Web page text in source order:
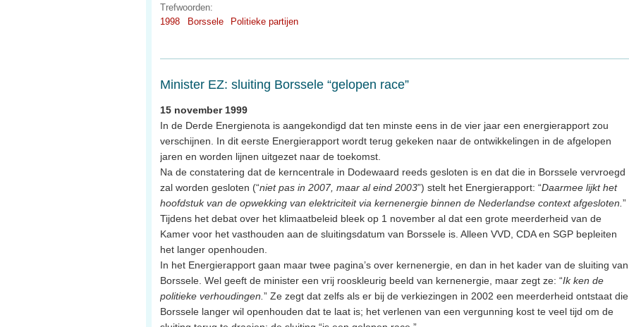
Trefwoorden:
1998
Borssele Politieke partijen
Minister EZ: sluiting Borssele “gelopen race”
15 november 1999
In de Derde Energienota is aangekondigd dat ten minste eens in de vier jaar een energierapport zou
verschijnen. In dit eerste Energierapport wordt terug gekeken naar de ontwikkelingen in de afgelopen
jaren en worden lijnen uitgezet naar de toekomst.
Na de constatering dat de kerncentrale in Dodewaard reeds gesloten is en dat die in Borssele vervroegd
zal worden gesloten (“niet pas in 2007, maar al eind 2003”) stelt het Energierapport: “Daarmee lijkt het
hoofdstuk van de opwekking van elektriciteit via kernenergie binnen de Nederlandse context afgesloten.”
Tijdens het debat over het klimaatbeleid bleek op 1 november al dat een grote meerderheid van de
Kamer voor het vasthouden aan de sluitingsdatum van Borssele is. Alleen VVD, CDA en SGP bepleiten
het langer openhouden.
In het Energierapport gaan maar twee pagina’s over kernenergie, en dan in het kader van de sluiting van
Borssele. Wel geeft de minister een vrij rooskleurig beeld van kernenergie, maar zegt ze: “Ik ken de
politieke verhoudingen.” Ze zegt dat zelfs als er bij de verkiezingen in 2002 een meerderheid ontstaat die
Borssele langer wil openhouden dat te laat is; het verlenen van een vergunning kost te veel tijd om de